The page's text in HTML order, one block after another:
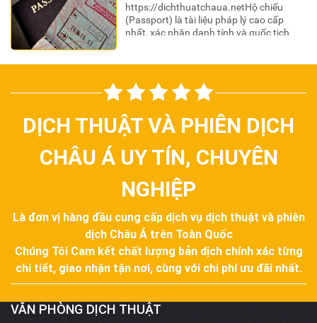
https://dichthuatchaua.netHộ chiếu
(Passport) là tài liệu pháp lý cao cấp
nhất, xác nhận danh tính và quốc tịch
giới. Tuy nhiên, để “chìa khóa” này có giá
trị sử dụng trong các hệ thống…
DỊCH THUẬT VÀ PHIÊN DỊCH
CHÂU Á UY TÍN, CHUYÊN
NGHIỆP
Là đơn vị hàng đầu cung cấp dịch vụ dịch thuật và phiên
dịch Châu Á trên Toàn Quốc
Chúng Tôi Cam kết chất lượng bản dịch chính xác từng
chi tiết, giao nhận tận nơi, cùng với chi phí ưu đãi nhất.
VĂN PHÒNG DỊCH THUẬT